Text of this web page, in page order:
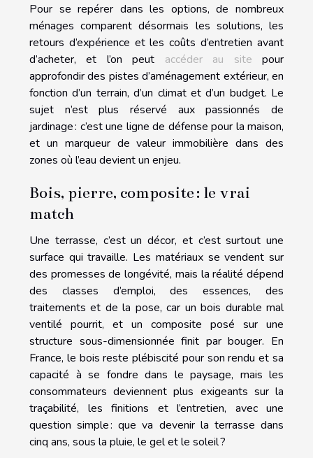
Pour se repérer dans les options, de nombreux
ménages comparent désormais les solutions, les
retours d’expérience et les coûts d’entretien avant
d’acheter, et l’on peut accéder au site pour
approfondir des pistes d’aménagement extérieur, en
fonction d’un terrain, d’un climat et d’un budget. Le
sujet n’est plus réservé aux passionnés de
jardinage : c’est une ligne de défense pour la maison,
et un marqueur de valeur immobilière dans des
zones où l’eau devient un enjeu.
Bois, pierre, composite : le vrai
match
Une terrasse, c’est un décor, et c’est surtout une
surface qui travaille. Les matériaux se vendent sur
des promesses de longévité, mais la réalité dépend
des classes d’emploi, des essences, des
traitements et de la pose, car un bois durable mal
ventilé pourrit, et un composite posé sur une
structure sous-dimensionnée finit par bouger. En
France, le bois reste plébiscité pour son rendu et sa
capacité à se fondre dans le paysage, mais les
consommateurs deviennent plus exigeants sur la
traçabilité, les finitions et l’entretien, avec une
question simple : que va devenir la terrasse dans
cinq ans, sous la pluie, le gel et le soleil ?